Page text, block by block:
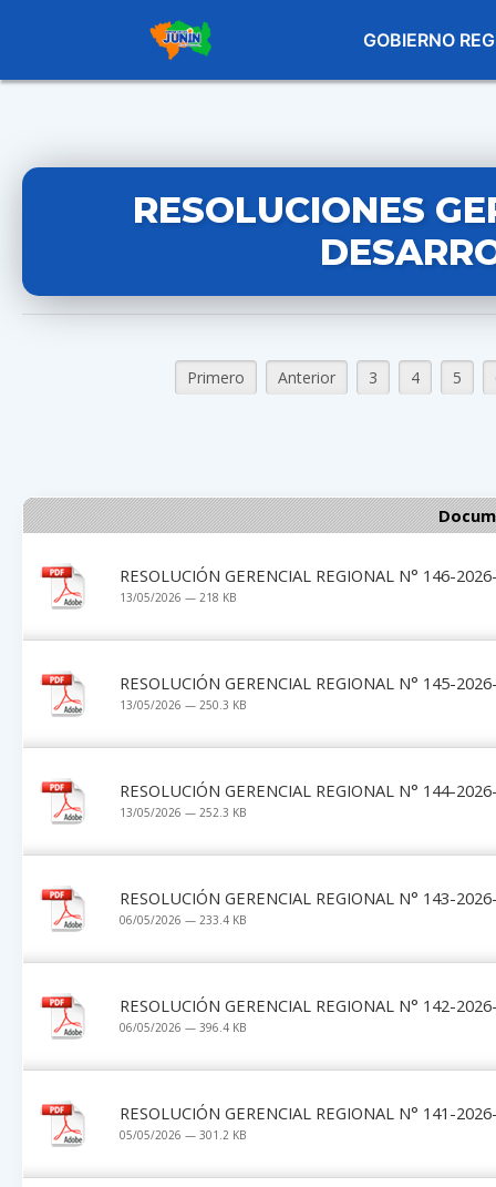
GOBIERNO
RESOLUCIONES
Primero Anterior 3 4 5
RESOLUCIÓN GERENCIAL REGIONAL N° 146-
13/05/2026 — 218 KB
RESOLUCIÓN GERENCIAL REGIONAL N° 145-
13/05/2026 — 250.3 KB
RESOLUCIÓN GERENCIAL REGIONAL N° 144-
13/05/2026 — 252.3 KB
RESOLUCIÓN GERENCIAL REGIONAL N° 143-
06/05/2026 — 233.4 KB
RESOLUCIÓN GERENCIAL REGIONAL N° 142-
06/05/2026 — 396.4 KB
RESOLUCIÓN GERENCIAL REGIONAL N° 141-
05/05/2026 — 301.2 KB